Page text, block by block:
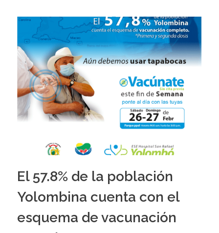
El 57.8% de la población
Yolombina cuenta con el
esquema de vacunación